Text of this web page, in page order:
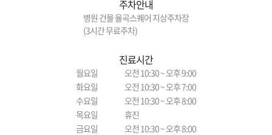
주차안내
병원 건물 율곡스퀘어 지상주차장
(3시간 무료주차)
진료시간
월요일
오전 10:30 ~ 오후 9:00
화요일
오전 10:30 ~ 오후 7:00
수요일
오전 10:30 ~ 오후 8:00
목요일
휴진
금요일
오전 10:30 ~ 오후 8:00